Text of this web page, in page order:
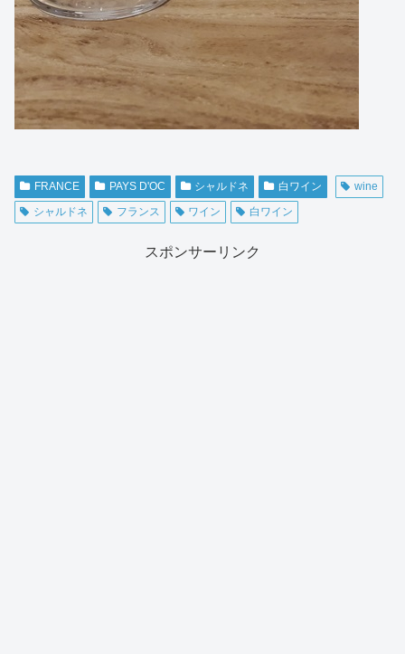
FRANCE PAYS D'OC シャルドネ 白ワイン
wine
シャルドネ
フランス ワイン 白ワイン
スポンサーリンク